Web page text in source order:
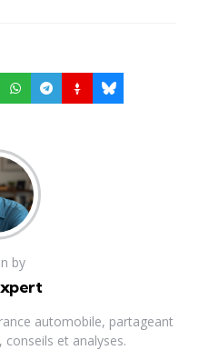
by
automobile, partageant
conseils et analyses.